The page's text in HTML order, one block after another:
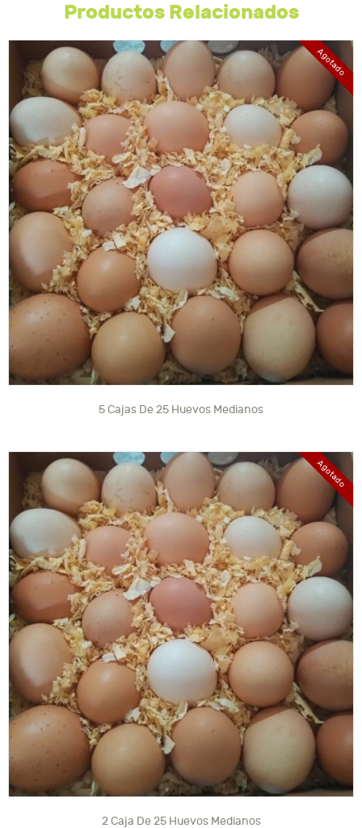
Productos Relacionados
Agotado
5 Cajas De 25 Huevos Medianos
Agotado
2 Caja De 25 Huevos Medianos